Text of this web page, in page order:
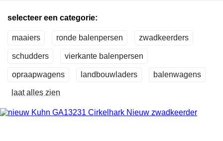
selecteer een categorie:
maaiers ronde balenpersen zwadkeerders
schudders vierkante balenpersen
opraapwagens landbouwladers balenwagens
laat alles zien